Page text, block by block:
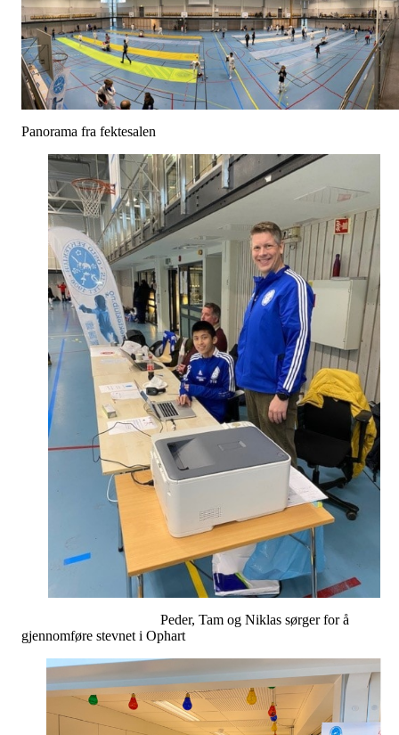
Panorama fra fektesalen
Peder, Tam og Niklas sørger for å
gjennomføre stevnet i Ophart